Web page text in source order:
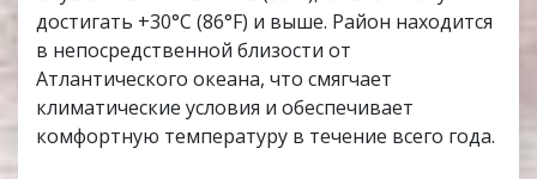
достигать +30°C (86°F) и выше. Район находится
в непосредственной близости от
Атлантического океана, что смягчает
климатические условия и обеспечивает
комфортную температуру в течение всего года.